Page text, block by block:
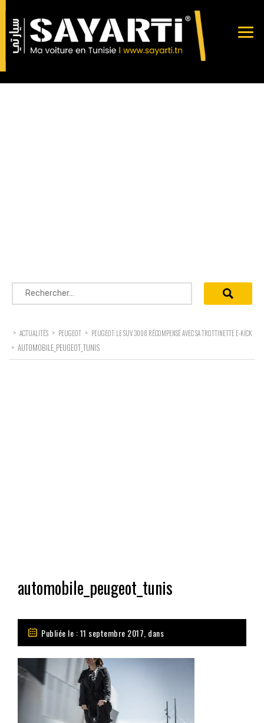
Rechercher :
> ACTUALITÉS > PEUGEOT > PEUGEOT: LE SUV 3008 RÉCOMPENSÉ AVEC SA TROTTINETTE E-KICK
> AUTOMOBILE_PEUGEOT_TUNIS
automobile_peugeot_tunis
Publiée le : 11 septembre 2017, dans